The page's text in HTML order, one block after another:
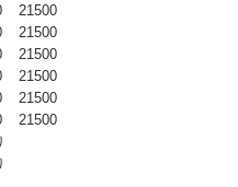
21500
21500
21500
21500
21500
21500